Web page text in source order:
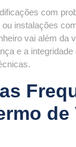
com
instalações
vai além
e a